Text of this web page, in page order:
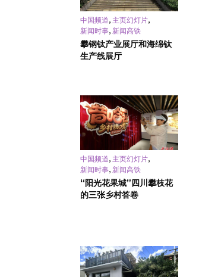
中国频道 主页幻灯片
新闻时事 新闻高铁
攀钢钛产业展厅和海绵钛
生产线展厅
中国频道, 主页幻灯片,
新闻时事, 新闻高铁
“阳光花果城”四川攀枝花
的三张乡村答卷